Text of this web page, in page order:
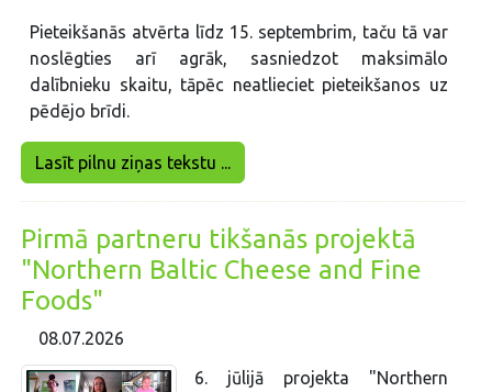
Pieteikšanās atvērta līdz 15. septembrim, taču tā var
noslēgties arī agrāk, sasniedzot maksimālo
dalībnieku skaitu, tāpēc neatlieciet pieteikšanos uz
pēdējo brīdi.
Lasīt pilnu ziņas tekstu ...
Pirmā partneru tikšanās projektā
"Northern Baltic Cheese and Fine
Foods"
08.07.2026
6. jūlijā projekta "Northern